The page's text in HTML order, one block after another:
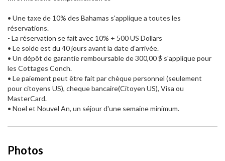
• Une taxe de 10% des Bahamas s'applique a toutes les
réservations.
- La réservation se fait avec 10% + 500 US Dollars
• Le solde est du 40 jours avant la date d’arrivée.
• Un dépôt de garantie remboursable de 300,00 $ s'applique pour
les Cottages Conch.
• Le paiement peut être fait par chèque personnel (seulement
pour citoyens US), cheque bancaire(Citoyen US), Visa ou
MasterCard.
• Noel et Nouvel An, un séjour d'une semaine minimum.
Photos